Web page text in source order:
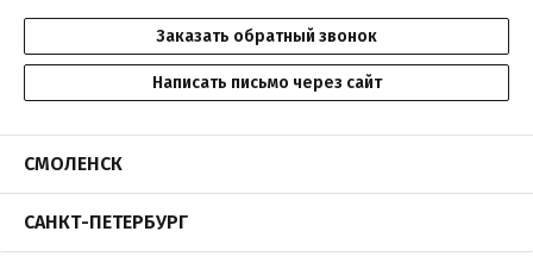
Заказать обратный звонок
Написать письмо через сайт
СМОЛЕНСК
САНКТ-ПЕТЕРБУРГ